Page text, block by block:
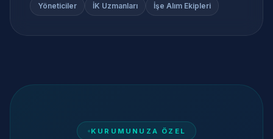
Yöneticiler İK Uzmanları İşe Alım Ekipleri
KURUMUNUZA ÖZEL